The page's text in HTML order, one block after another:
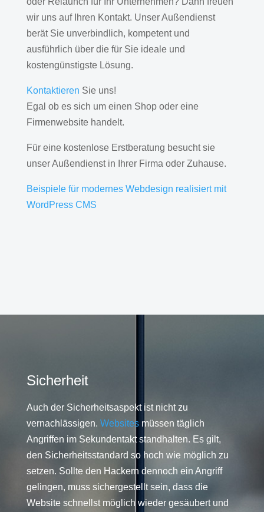
wir uns auf Ihren Kontakt. Unser Außendienst
berät Sie unverbindlich, kompetent und
ausführlich über die für Sie ideale und
kostengünstigste Lösung.
Kontaktieren Sie uns!
Egal ob es sich um einen Shop oder eine
Firmenwebsite handelt.
Für eine kostenlose Erstberatung besucht sie
unser Außendienst in Ihrer Firma oder Zuhause.
Beispiele für modernes Webdesign realisiert mit
WordPress CMS
Sicherheit
Auch der Sicherheitsaspekt ist nicht zu
vernachlässigen. Websitesmüssen täglich
Angriffen im Sekundentakt standhalten. Es gilt,
den Sicherheitsstandard so hoch wie möglich zu
setzen. Sollte den Hackern dennoch ein Angriff
gelingen, muss sichergestellt sein, dass die
Website schnellst möglich wieder gesäubert und